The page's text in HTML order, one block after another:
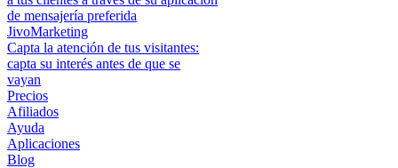
de mensajería preferida
JivoMarketing
Capta la atención de tus visitantes:
capta su interés antes de que se
vayan
Precios
Afiliados
Ayuda
Aplicaciones
Blog